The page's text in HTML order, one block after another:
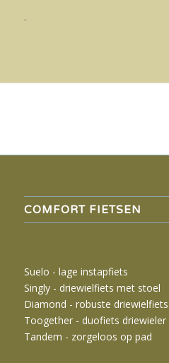
.
COMFORT FIETSEN
Suelo - lage instapfiets
Singly - driewielfiets met stoel
Diamond - robuste driewielfiets
Toogether - duofiets driewieler
Tandem - zorgeloos op pad